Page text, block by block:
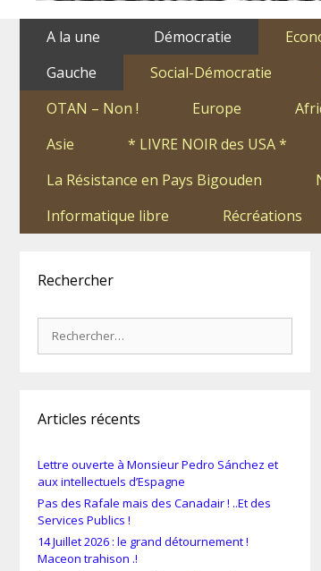
A la une Démocratie
Gauche
Social-Démocratie
OTAN – Non !
Europe
Asie
* LIVRE NOIR des USA *
La Résistance en Pays Bigouden
Informatique libre
Récréations
Rechercher
Articles récents
Lettre ouverte à Monsieur Pedro Sánchez et
aux intellectuels d’Espagne
Pas des Rafale mais des Canadair ! ..Et des
Services Publics !
14 Juillet 2026 : le grand détournement !
Maceon trahison .!